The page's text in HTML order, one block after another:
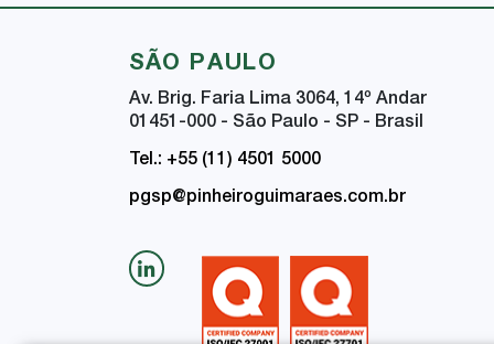
SÃO PAULO
Av. Brig. Faria Lima 3064, 14º Andar
01451-000 - São Paulo - SP - Brasil
Tel.: +55 (11) 4501 5000
pgsp@pinheiroguimaraes.com.br